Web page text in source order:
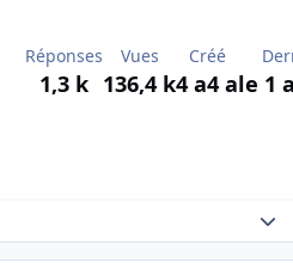
Réponses
1,3 k
Vues
136,4 k
Créé
4 a4 ale 1